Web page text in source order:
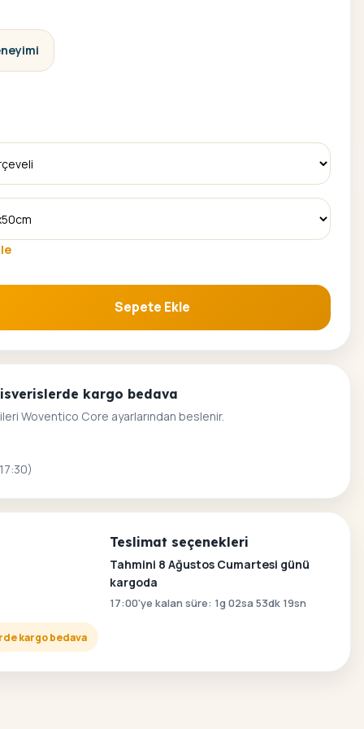
adet Sepete Ekle
kargo bedava
Woventico Core ayarlarından beslenir.
Teslimat seçenekleri
Tahmini 8 Ağustos Cumartesi günü
kargoda
17:00'ye kalan süre: 1g 02sa 53dk 18sn
kargo bedava